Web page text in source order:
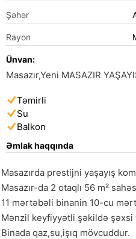
Şəhər
Rayon
Ünvan:
Masazır,Yeni MASAZIR
Təmirli
Su
Balkon
Əmlak haqqında
Masazırda prestijni yaşayış
Masazır-da 2 otaqlı 56 m²
11 mərtəbəli binanin 10-cu
Mənzil keyfiyyətli şəkildə şəxsi
Binada qaz,su,işıq mövcuddur.